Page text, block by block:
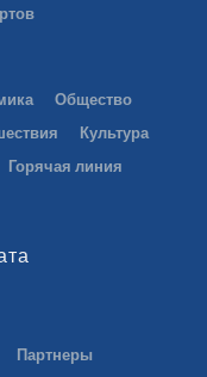
Общество
Культура
Горячая линия
Партнеры